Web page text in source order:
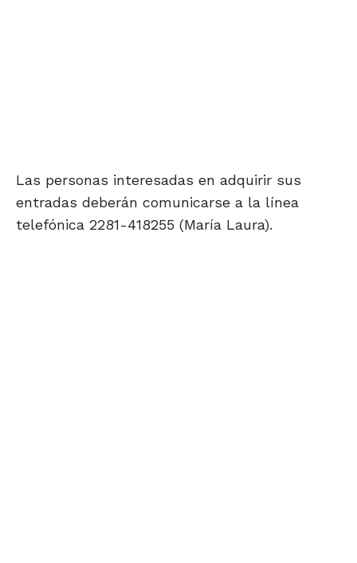
Las personas interesadas en adquirir sus
entradas deberán comunicarse a la línea
telefónica 2281-418255 (María Laura).